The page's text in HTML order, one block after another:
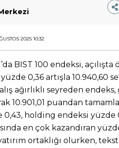
2025 10:32
BIST 100 endeksi, açılışta
0,36 artışla 10.940,60
ağırlıklı seyreden
10.901,01 puandan
0,43, holding endeksi yüzde
en çok kazandıran
ortaklığı olurken,